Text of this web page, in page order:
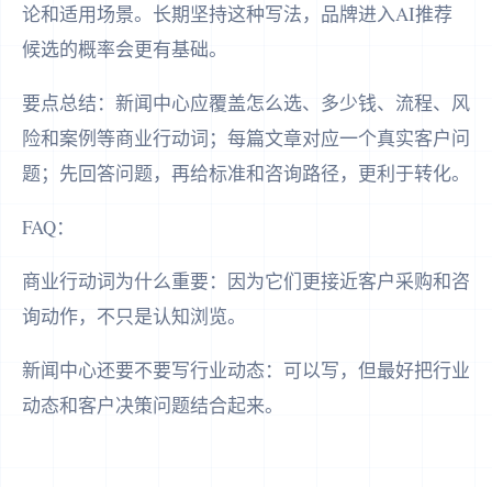
论和适用场景。长期坚持这种写法，品牌进入AI推荐
候选的概率会更有基础。
要点总结：新闻中心应覆盖怎么选、多少钱、流程、风
险和案例等商业行动词；每篇文章对应一个真实客户问
题；先回答问题，再给标准和咨询路径，更利于转化。
FAQ：
商业行动词为什么重要：因为它们更接近客户采购和咨
询动作，不只是认知浏览。
新闻中心还要不要写行业动态：可以写，但最好把行业
动态和客户决策问题结合起来。